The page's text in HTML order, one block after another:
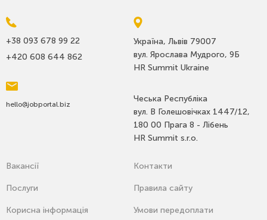
Україна, Львів 79007
вул. Ярослава Мудрого, 9Б
HR Summit Ukraine
Чеська Республіка
вул. В Голешовічках 1447/12,
180 00 Прага 8 - Лібень
HR Summit s.r.o.
+38 093 678 99 22
+420 608 644 862
hello@jobportal.biz
Вакансії
Послуги
Корисна інформація
Контакти
Правила сайту
Умови передоплати